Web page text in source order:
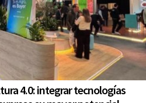
4.0: integrar tecnologías